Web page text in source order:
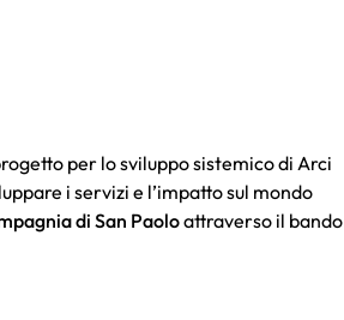
per lo sviluppo sistemico di Arci
i servizi e l’impatto sul mondo
di San Paoloattraverso il bando